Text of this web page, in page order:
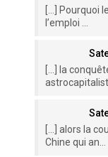
[…] Pourquoi
l’emploi ...
[…] la
[…] alors la
Chine qui an...